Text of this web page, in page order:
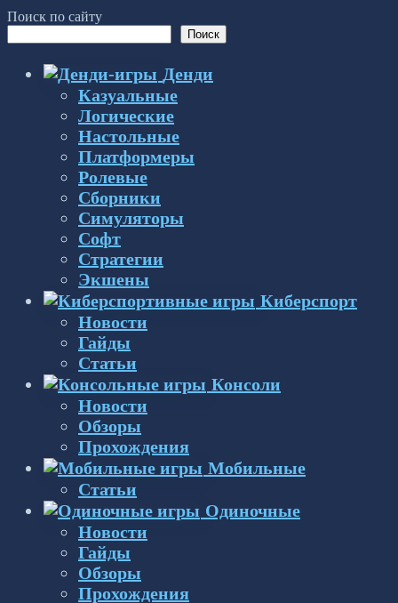
Поиск по сайту
Поиск
Денди
Казуальные
Логические
Настольные
Платформеры
Ролевые
Сборники
Симуляторы
Софт
Стратегии
Экшены
Киберспорт
Новости
Гайды
Статьи
Консоли
Новости
Обзоры
Прохождения
Мобильные
Статьи
Одиночные
Новости
Гайды
Обзоры
Прохождения